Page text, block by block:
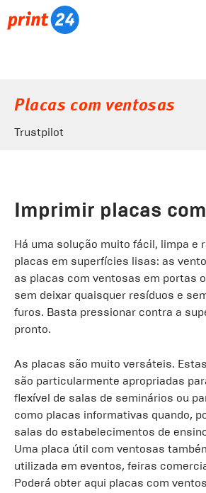
Placas com ventosas
Trustpilot
Imprimir placas
Há uma solução muito fácil, limpa e
placas em superfícies lisas: as
as placas com ventosas em portas
sem deixar quaisquer resíduos e
furos. Basta pressionar contra a
pronto.
As placas são muito versáteis.
são particularmente apropriadas
flexível de salas de seminários ou
como placas informativas quando,
salas do estabelecimentos de
Uma placa útil com ventosas
utilizada em eventos, feiras
Poderá obter aqui placas com